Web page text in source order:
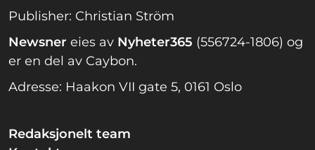
Publisher: Christian Ström
Newsner eies av Nyheter365 (556724-1806) og
er en del av Caybon.
Adresse: Haakon VII gate 5, 0161 Oslo
Redaksjonelt team